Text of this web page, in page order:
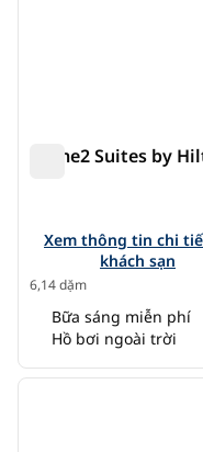
Home2 Suites by
Xem chi tiết khách
Xem thông tin chi
khách sạn
6,14 dặm
Bữa sáng miễn phí
Hồ bơi ngoài trời
1/12